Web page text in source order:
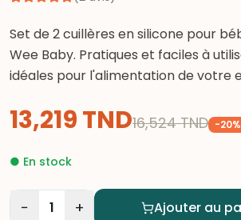
Set de 2 cuillères en silicone pour
Wee Baby. Pratiques et faciles à
idéales pour l'alimentation de votre
13,219TND16,524 TND -20%
● En stock
− 1 + Ajouter au